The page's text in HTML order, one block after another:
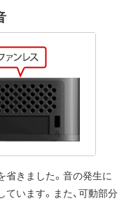
省きました。音の発生に
います。また、可動部分